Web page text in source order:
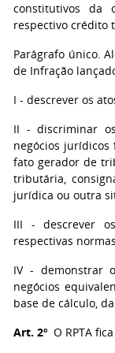
constitutivos da
respectivo crédito
Parágrafo único.
de Infração
I - descrever os
II - discriminar
negócios
fato gerador de
tributária,
jurídica ou outra
III - descrever
respectivas
IV - demonstrar
negócios
base de cálculo,
Art. 2º O RPTA